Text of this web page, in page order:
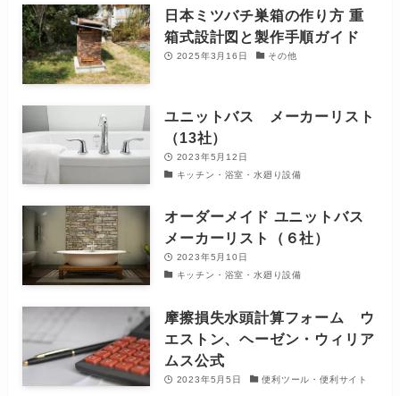
日本ミツバチ巣箱の作り方 重
箱式設計図と製作手順ガイド
2025年3月16日 その他
ユニットバス メーカーリスト
（13社）
2023年5月12日
キッチン・浴室・水廻り設備
オーダーメイド ユニットバス
メーカーリスト（６社）
2023年5月10日
キッチン・浴室・水廻り設備
摩擦損失水頭計算フォーム ウ
エストン、ヘーゼン・ウィリア
ムス公式
2023年5月5日 便利ツール・便利サイト